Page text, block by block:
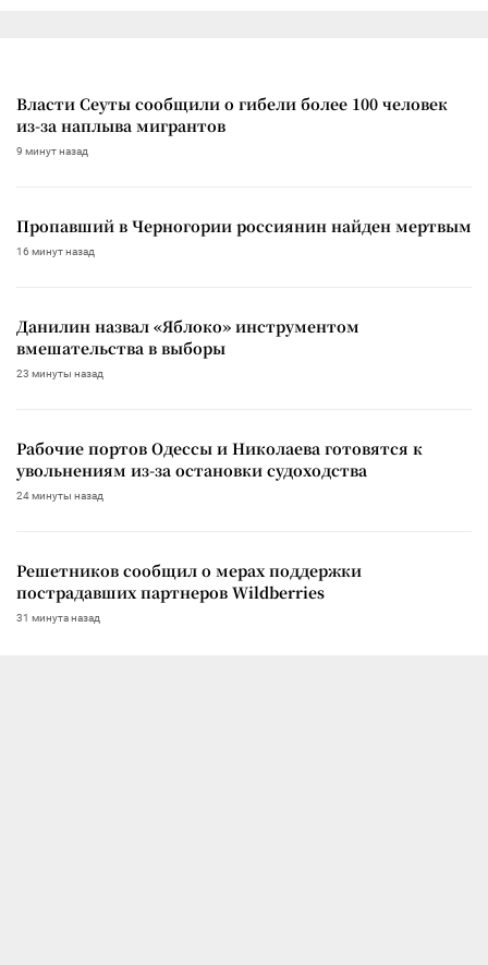
Власти Сеуты сообщили о гибели более 100 человек
из-за наплыва мигрантов
9 минут назад
Пропавший в Черногории россиянин найден мертвым
16 минут назад
Данилин назвал «Яблоко» инструментом
вмешательства в выборы
23 минуты назад
Рабочие портов Одессы и Николаева готовятся к
увольнениям из-за остановки судоходства
24 минуты назад
Решетников сообщил о мерах поддержки
пострадавших партнеров Wildberries
31 минута назад